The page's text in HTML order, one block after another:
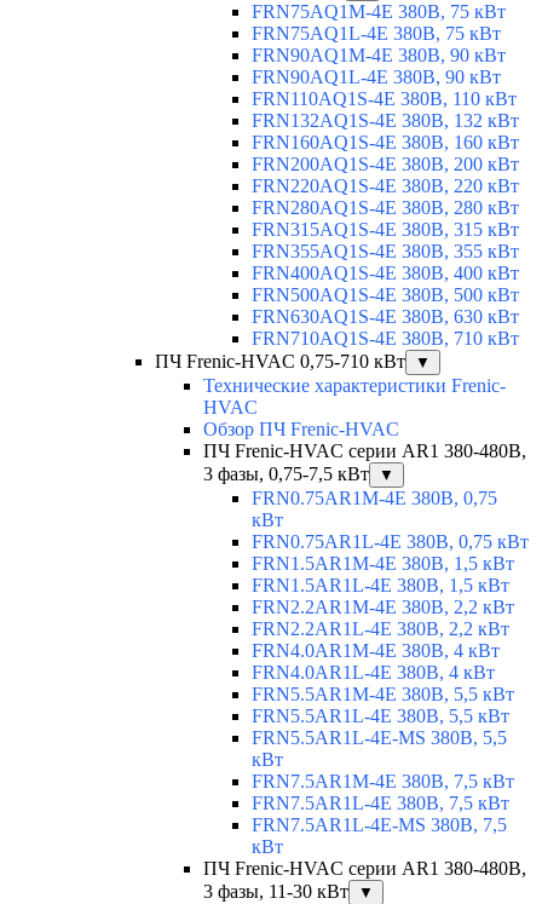
FRN75AQ1M-4E 380В, 75 кВт
FRN75AQ1L-4E 380В, 75 кВт
FRN90AQ1M-4E 380В, 90 кВт
FRN90AQ1L-4E 380В, 90 кВт
FRN110AQ1S-4E 380В, 110 кВт
FRN132AQ1S-4E 380В, 132 кВт
FRN160AQ1S-4E 380В, 160 кВт
FRN200AQ1S-4E 380В, 200 кВт
FRN220AQ1S-4E 380В, 220 кВт
FRN280AQ1S-4E 380В, 280 кВт
FRN315AQ1S-4E 380В, 315 кВт
FRN355AQ1S-4E 380В, 355 кВт
FRN400AQ1S-4E 380В, 400 кВт
FRN500AQ1S-4E 380В, 500 кВт
FRN630AQ1S-4E 380В, 630 кВт
FRN710AQ1S-4E 380В, 710 кВт
ПЧ Frenic-HVAC 0,75-710 кВт
▼
Технические характеристики Frenic-
HVAC
Обзор ПЧ Frenic-HVAC
ПЧ Frenic-HVAC серии AR1 380-480В,
3 фазы, 0,75-7,5 кВт
▼
FRN0.75AR1M-4E 380В, 0,75
кВт
FRN0.75AR1L-4E 380В, 0,75 кВт
FRN1.5AR1M-4E 380В, 1,5 кВт
FRN1.5AR1L-4E 380В, 1,5 кВт
FRN2.2AR1M-4E 380В, 2,2 кВт
FRN2.2AR1L-4E 380В, 2,2 кВт
FRN4.0AR1M-4E 380В, 4 кВт
FRN4.0AR1L-4E 380В, 4 кВт
FRN5.5AR1M-4E 380В, 5,5 кВт
FRN5.5AR1L-4E 380В, 5,5 кВт
FRN5.5AR1L-4E-MS 380В, 5,5
кВт
FRN7.5AR1M-4E 380В, 7,5 кВт
FRN7.5AR1L-4E 380В, 7,5 кВт
FRN7.5AR1L-4E-MS 380В, 7,5
кВт
ПЧ Frenic-HVAC серии AR1 380-480В,
3 фазы, 11-30 кВт
▼